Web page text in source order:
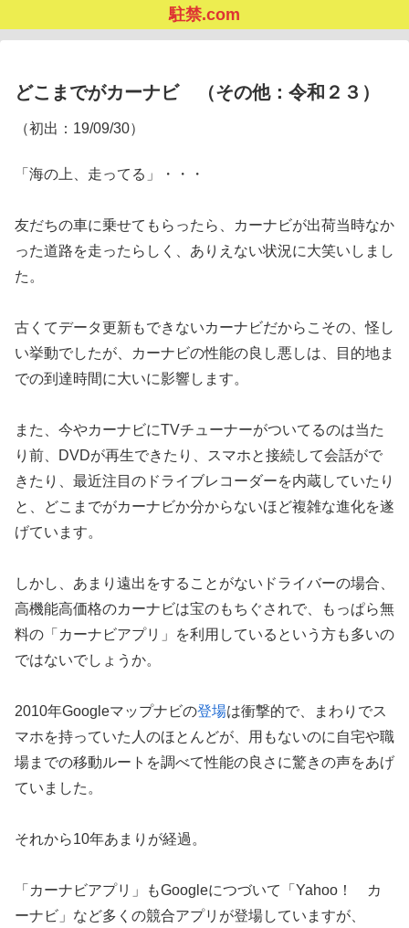
駐禁.com
どこまでがカーナビ （その他：令和２３）
（初出：19/09/30）
「海の上、走ってる」・・・
友だちの車に乗せてもらったら、カーナビが出荷当時なか
った道路を走ったらしく、ありえない状況に大笑いしまし
た。
古くてデータ更新もできないカーナビだからこその、怪し
い挙動でしたが、カーナビの性能の良し悪しは、目的地ま
での到達時間に大いに影響します。
また、今やカーナビにTVチューナーがついてるのは当た
り前、DVDが再生できたり、スマホと接続して会話がで
きたり、最近注目のドライブレコーダーを内蔵していたり
と、どこまでがカーナビか分からないほど複雑な進化を遂
げています。
しかし、あまり遠出をすることがないドライバーの場合、
高機能高価格のカーナビは宝のもちぐされで、もっぱら無
料の「カーナビアプリ」を利用しているという方も多いの
ではないでしょうか。
2010年Googleマップナビの登場は衝撃的で、まわりでス
マホを持っていた人のほとんどが、用もないのに自宅や職
場までの移動ルートを調べて性能の良さに驚きの声をあげ
ていました。
それから10年あまりが経過。
「カーナビアプリ」もGoogleにつづいて「Yahoo！ カ
ーナビ」など多くの競合アプリが登場していますが、